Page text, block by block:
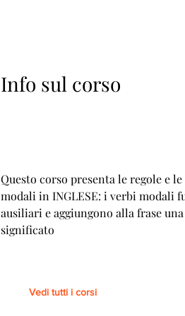
Info sul corso
Questo corso presenta le regole e
modali in INGLESE: i verbi modali
ausiliari e aggiungono alla frase
significato
Vedi tutti i corsi